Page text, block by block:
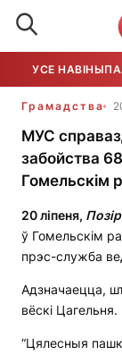
УСЕ НАВІНЫ
Грамадства
МУС
забойства
Гомельскім
20 ліпеня,
ў Гомельскім
прэс-служба
Адзначаецца,
вёскі Цагельня.
“Цялесныя